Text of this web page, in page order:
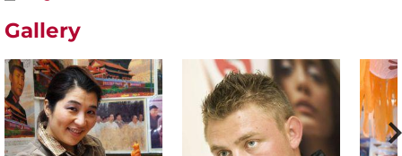
Gallery